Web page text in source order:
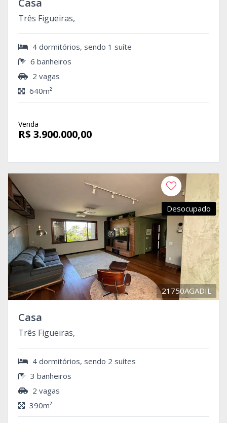
Casa
Três Figueiras,
4 dormitórios, sendo 1 suíte
6 banheiros
2 vagas
640m²
Venda
R$ 3.900.000,00
Desocupado
21750AGADIL
Casa
Três Figueiras,
4 dormitórios, sendo 2 suítes
3 banheiros
2 vagas
390m²